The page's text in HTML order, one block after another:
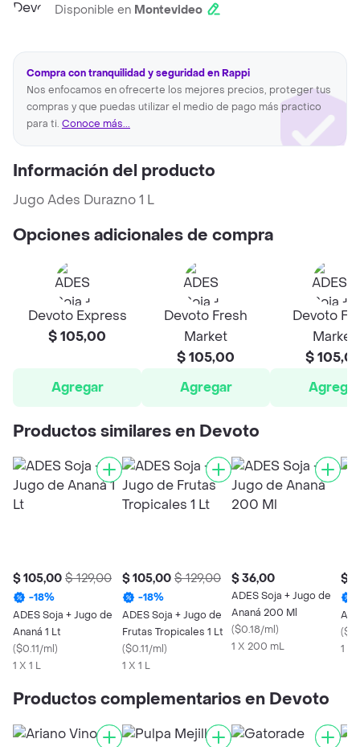
Disponible en Montevideo
Compra con tranquilidad y seguridad en Rappi
Nos enfocamos en ofrecerte los mejores precios, proteger tus
compras y que puedas utilizar el medio de pago más practico
para ti. Conoce más...
Información del producto
Jugo Ades Durazno 1 L
Opciones adicionales de compra
Devoto Express
$ 105,00
Agregar
Devoto Fresh
Market
$ 105,00
Agregar
Devoto
Market
$
Agregar
Productos similares en Devoto
$ 105,00 $ 129,00
-18%
ADES Soja + Jugo de
Ananá 1 Lt
($0.11/ml)
1 X 1 L
$ 105,00 $ 129,00
-18%
ADES Soja + Jugo de
Frutas Tropicales 1 Lt
($0.11/ml)
1 X 1 L
$ 36,00
ADES Soja + Jugo de
Ananá 200 Ml
($0.18/ml)
1 X 200 mL
$
(
1 X
Productos complementarios en Devoto